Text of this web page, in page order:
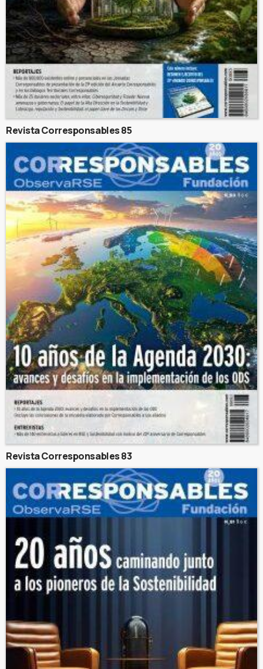
Revista Corresponsables 85
Revista Corresponsables 83